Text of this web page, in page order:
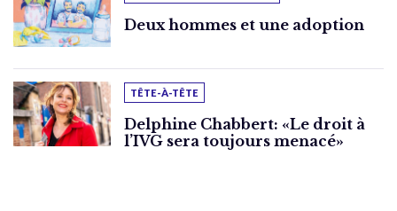
Deux hommes et une adoption
TÊTE-À-TÊTE
Delphine Chabbert: «Le droit à
l’IVG sera toujours menacé»